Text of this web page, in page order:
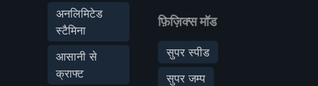
अनलिमिटेड
स्टैमिना
आसानी से
क्राफ्ट
फ़िज़िक्स मॉड
सुपर स्पीड
सुपर जम्प